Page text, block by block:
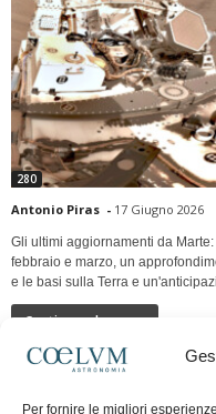
Per fornire le migliori
280
Antonio Piras - 17 Giugno 2026
Gli ultimi aggiornamenti da
febbraio e marzo, un
e le basi sulla Terra e
Continua a leggere